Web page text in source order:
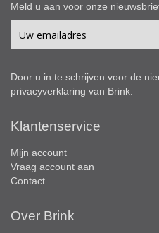
Meld u aan voor onze
Door u in te schrijven voor de
privacyverklaring van Brink.
Klantenservice
Mijn account
Vraag account aan
Contact
Over Brink